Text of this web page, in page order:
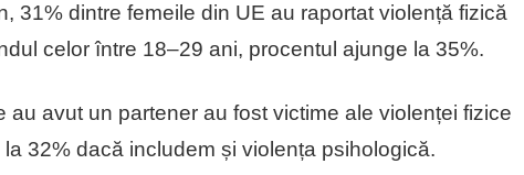
31% dintre femeile din UE au raportat violență fizică
celor între 18–29 ani, procentul ajunge la 35%.
au avut un partener au fost victime ale violenței fizice
32% dacă includem și violența psihologică.